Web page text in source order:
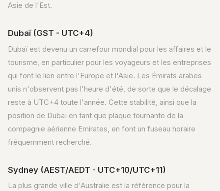
Asie de l'Est.
Dubaï (GST - UTC+4)
Dubaï est devenu un carrefour mondial pour les affaires et le
tourisme, en particulier pour les voyageurs et les entreprises
qui font le lien entre l'Europe et l'Asie. Les Émirats arabes
unis n'observent pas l'heure d'été, de sorte que le décalage
reste à UTC+4 toute l'année. Cette stabilité, ainsi que la
position de Dubaï en tant que plaque tournante de la
compagnie aérienne Emirates, en font un fuseau horaire
fréquemment recherché.
Sydney (AEST/AEDT - UTC+10/UTC+11)
La plus grande ville d'Australie est la référence pour la